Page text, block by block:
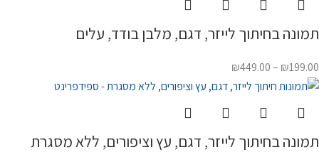
תמונה בחיתוך לייזר, דגם, מלבן בודד, עלים
₪199.00
–
₪449.00
תמונה בחיתוך לייזר, דגם, עץ וציפורים, ללא מסגרת